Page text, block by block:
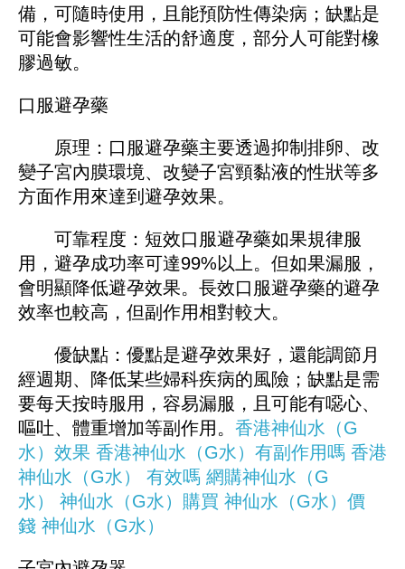
備，可隨時使用，且能預防性傳染病；缺點是
可能會影響性生活的舒適度，部分人可能對橡
膠過敏。
口服避孕藥
原理：口服避孕藥主要透過抑制排卵、改
變子宮內膜環境、改變子宮頸黏液的性狀等多
方面作用來達到避孕效果。
可靠程度：短效口服避孕藥如果規律服
用，避孕成功率可達99%以上。但如果漏服，
會明顯降低避孕效果。長效口服避孕藥的避孕
效率也較高，但副作用相對較大。
優缺點：優點是避孕效果好，還能調節月
經週期、降低某些婦科疾病的風險；缺點是需
要每天按時服用，容易漏服，且可能有噁心、
嘔吐、體重增加等副作用。 香港神仙水（G
水）效果 香港神仙水（G水）有副作用嗎 香港
神仙水（G水）
有效嗎 網購神仙水（G
水）
神仙水（G水） 購買 神仙水（G水） 價
錢 神仙水（G水）